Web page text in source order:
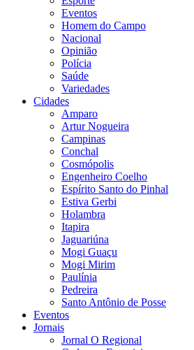
Eventos
Homem do Campo
Nacional
Opinião
Polícia
Saúde
Variedades
Cidades
Amparo
Artur Nogueira
Campinas
Conchal
Cosmópolis
Engenheiro Coelho
Espírito Santo do Pinhal
Estiva Gerbi
Holambra
Itapira
Jaguariúna
Mogi Guaçu
Mogi Mirim
Paulínia
Pedreira
Santo Antônio de Posse
Eventos
Jornais
Jornal O Regional